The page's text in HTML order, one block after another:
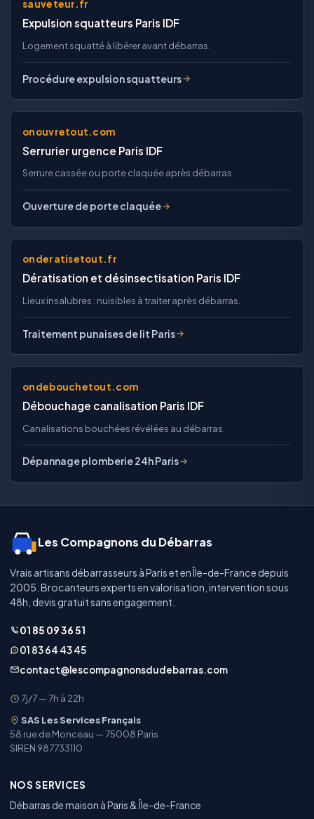
sauveteur.fr
Expulsion squatteurs Paris IDF
Logement squatté à libérer avant débarras.
Procédure expulsion squatteurs
onouvretout.com
Serrurier urgence Paris IDF
Serrure cassée ou porte claquée après débarras.
Ouverture de porte claquée
onderatisetout.fr
Dératisation et désinsectisation Paris IDF
Lieux insalubres : nuisibles à traiter après débarras.
Traitement punaises de lit Paris
ondebouchetout.com
Débouchage canalisation Paris IDF
Canalisations bouchées révélées au débarras.
Dépannage plomberie 24h Paris
Les Compagnons du Débarras
Vrais artisans débarrasseurs à Paris et en Île-de-France depuis
2005. Brocanteurs experts en valorisation, intervention sous
48h, devis gratuit sans engagement.
01 85 09 36 51
01 83 64 43 45
contact@lescompagnonsdudebarras.com
7j/7 — 7h à 22h
SAS Les Services Français
58 rue de Monceau — 75008 Paris
SIREN 987733110
NOS SERVICES
Débarras de maison à Paris & Île-de-France